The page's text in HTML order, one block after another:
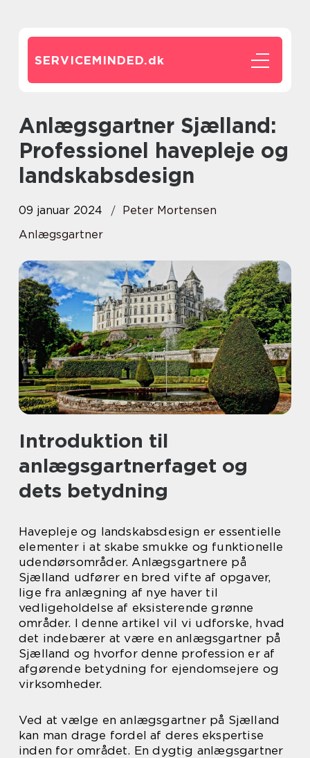
SERVICEMINDED.dk
Anlægsgartner Sjælland:
Professionel havepleje og
landskabsdesign
09 januar 2024
Peter Mortensen
Anlægsgartner
Introduktion til
anlægsgartnerfaget og
dets betydning
Havepleje og landskabsdesign er essentielle
elementer i at skabe smukke og funktionelle
udendørsområder. Anlægsgartnere på
Sjælland udfører en bred vifte af opgaver,
lige fra anlægning af nye haver til
vedligeholdelse af eksisterende grønne
områder. I denne artikel vil vi udforske, hvad
det indebærer at være en anlægsgartner på
Sjælland og hvorfor denne profession er af
afgørende betydning for ejendomsejere og
virksomheder.
Ved at vælge en anlægsgartner på Sjælland
kan man drage fordel af deres ekspertise
inden for området. En dygtig anlægsgartner